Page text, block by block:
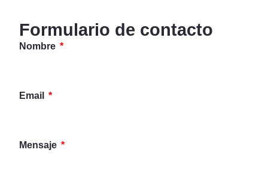
Formulario de contacto
Nombre
Email
Mensaje